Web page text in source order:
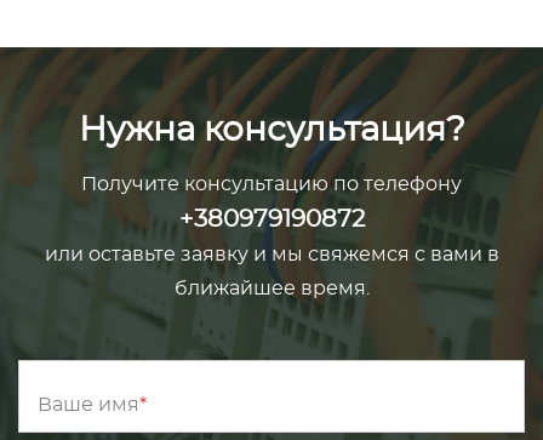
Нужна консультация?
Получите консультацию по телефону
+380979190872
или оставьте заявку и мы свяжемся с вами в
ближайшее время.
Ваше имя